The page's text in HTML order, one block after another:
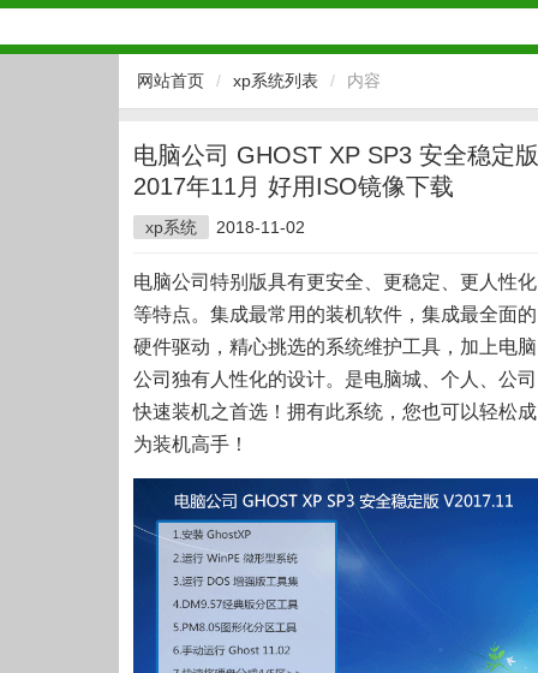
网站首页 / xp系统列表 / 内容
电脑公司 GHOST XP SP3 安全稳定版
2017年11月 好用ISO镜像下载
xp系统 2018-11-02
电脑公司特别版具有更安全、更稳定、更人性化
等特点。集成最常用的装机软件，集成最全面的
硬件驱动，精心挑选的系统维护工具，加上电脑
公司独有人性化的设计。是电脑城、个人、公司
快速装机之首选！拥有此系统，您也可以轻松成
为装机高手！